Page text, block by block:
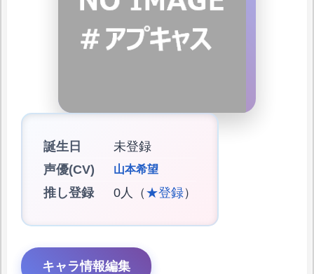
誕生日
未登録
声優(CV)
山本希望
推し登録 0人（ ★登録）
キャラ情報編集